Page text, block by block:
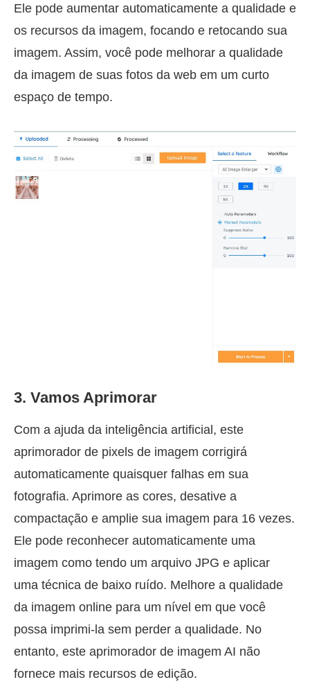
Ele pode aumentar automaticamente a qualidade e
os recursos da imagem, focando e retocando sua
imagem. Assim, você pode melhorar a qualidade
da imagem de suas fotos da web em um curto
espaço de tempo.
3. Vamos Aprimorar
Com a ajuda da inteligência artificial, este
aprimorador de pixels de imagem corrigirá
automaticamente quaisquer falhas em sua
fotografia. Aprimore as cores, desative a
compactação e amplie sua imagem para 16 vezes.
Ele pode reconhecer automaticamente uma
imagem como tendo um arquivo JPG e aplicar
uma técnica de baixo ruído. Melhore a qualidade
da imagem online para um nível em que você
possa imprimi-la sem perder a qualidade. No
entanto, este aprimorador de imagem AI não
fornece mais recursos de edição.